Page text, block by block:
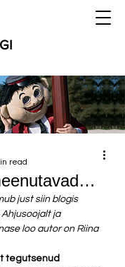
read
just siin blogis
ja
loo autor on Riina
tegutsenud